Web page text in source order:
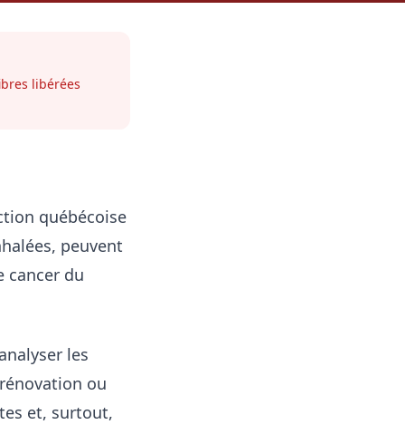
libérées
québécoise
peuvent
cancer du
les
ou
et, surtout,